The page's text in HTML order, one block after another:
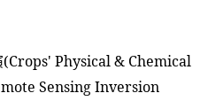
(Crops' Physical & Chemical
Sensing Inversion